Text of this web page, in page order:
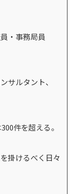
・事務局員
サルタント、
件を超える。
掛けるべく日々